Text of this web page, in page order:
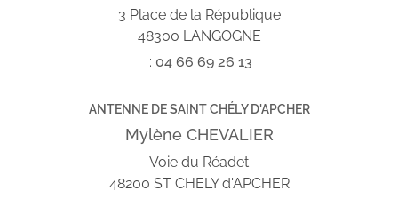
3 Place de la République
48300 LANGOGNE
: 04 66 69 26 13
ANTENNE DE SAINT CHÉLY D'APCHER
Mylène CHEVALIER
Voie du Réadet
48200 ST CHELY d'APCHER